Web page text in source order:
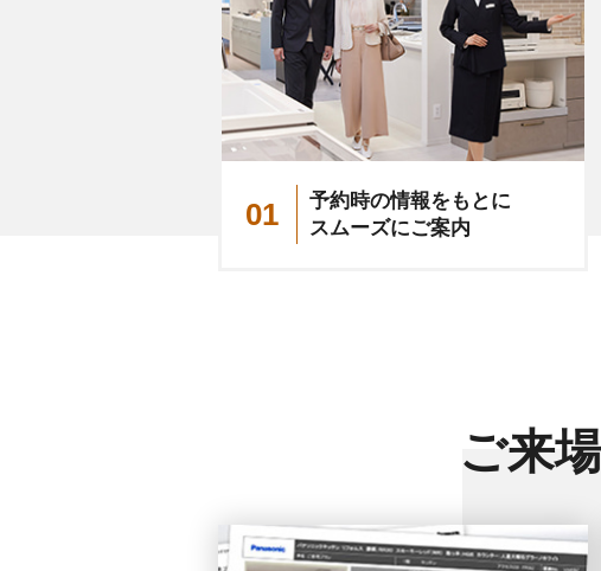
01
予約時の情報をもとに
スムーズにご案内
ご来